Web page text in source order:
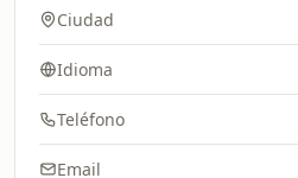
Ciudad
Idioma
Teléfono
Email